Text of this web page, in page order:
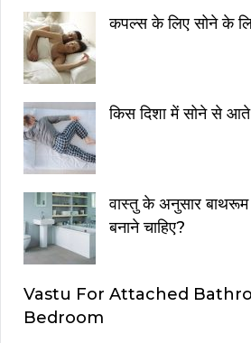
कपल्स के लिए सोने के
किस दिशा में सोने से
वास्तु के अनुसार
बनाने चाहिए?
Vastu For Attached
Bedroom